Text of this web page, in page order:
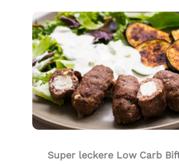
Super leckere Low Carb